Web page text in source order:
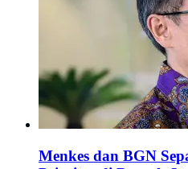
Menkes dan BGN